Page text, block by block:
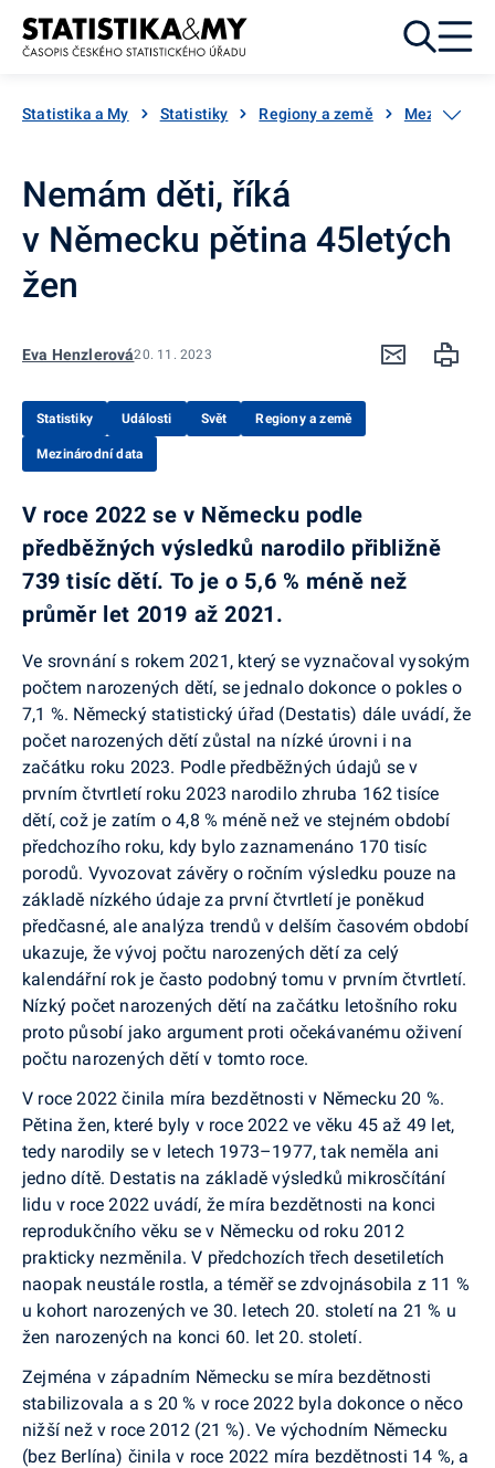
Přejít k obsahu
Statistika a My Statistiky Regiony a země
Nemám děti, říká
v Německu pětina 45letých
žen
Eva Henzlerová20. 11. 2023
Statistiky Události Svět Regiony a země
Mezinárodní data
V roce 2022 se v Německu podle
předběžných výsledků narodilo přibližně
739 tisíc dětí. To je o 5,6 % méně než
průměr let 2019 až 2021.
Ve srovnání s rokem 2021, který se vyznačoval vysokým
počtem narozených dětí, se jednalo dokonce o pokles o
7,1 %. Německý statistický úřad (Destatis) dále uvádí, že
počet narozených dětí zůstal na nízké úrovni i na
začátku roku 2023. Podle předběžných údajů se v
prvním čtvrtletí roku 2023 narodilo zhruba 162 tisíce
dětí, což je zatím o 4,8 % méně než ve stejném období
předchozího roku, kdy bylo zaznamenáno 170 tisíc
porodů. Vyvozovat závěry o ročním výsledku pouze na
základě nízkého údaje za první čtvrtletí je poněkud
předčasné, ale analýza trendů v delším časovém období
ukazuje, že vývoj počtu narozených dětí za celý
kalendářní rok je často podobný tomu v prvním čtvrtletí.
Nízký počet narozených dětí na začátku letošního roku
proto působí jako argument proti očekávanému oživení
počtu narozených dětí v tomto roce.
V roce 2022 činila míra bezdětnosti v Německu 20 %.
Pětina žen, které byly v roce 2022 ve věku 45 až 49 let,
tedy narodily se v letech 1973–1977, tak neměla ani
jedno dítě. Destatis na základě výsledků mikrosčítání
lidu v roce 2022 uvádí, že míra bezdětnosti na konci
reprodukčního věku se v Německu od roku 2012
prakticky nezměnila. V předchozích třech desetiletích
naopak neustále rostla, a téměř se zdvojnásobila z 11 %
u kohort narozených ve 30. letech 20. století na 21 % u
žen narozených na konci 60. let 20. století.
Zejména v západním Německu se míra bezdětnosti
stabilizovala a s 20 % v roce 2022 byla dokonce o něco
nižší než v roce 2012 (21 %). Ve východním Německu
(bez Berlína) činila v roce 2022 míra bezdětnosti 14 %, a